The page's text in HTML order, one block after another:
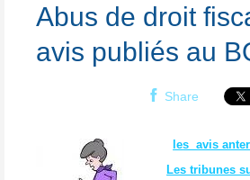
Abus de droit
avis publiés au
Share
les avis
Les tribunes